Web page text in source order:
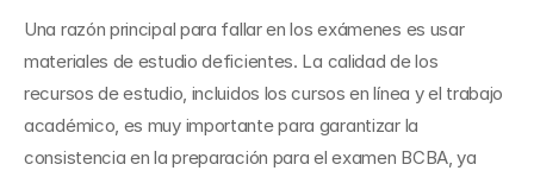
Una razón principal para fallar en los exámenes es usar
materiales de estudio deficientes. La calidad de los
recursos de estudio, incluidos los cursos en línea y el trabajo
académico, es muy importante para garantizar la
consistencia en la preparación para el examen BCBA, ya